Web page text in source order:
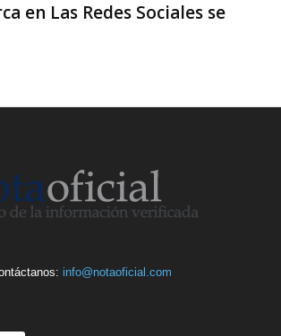
en Las Redes Sociales se
info@notaoficial.com